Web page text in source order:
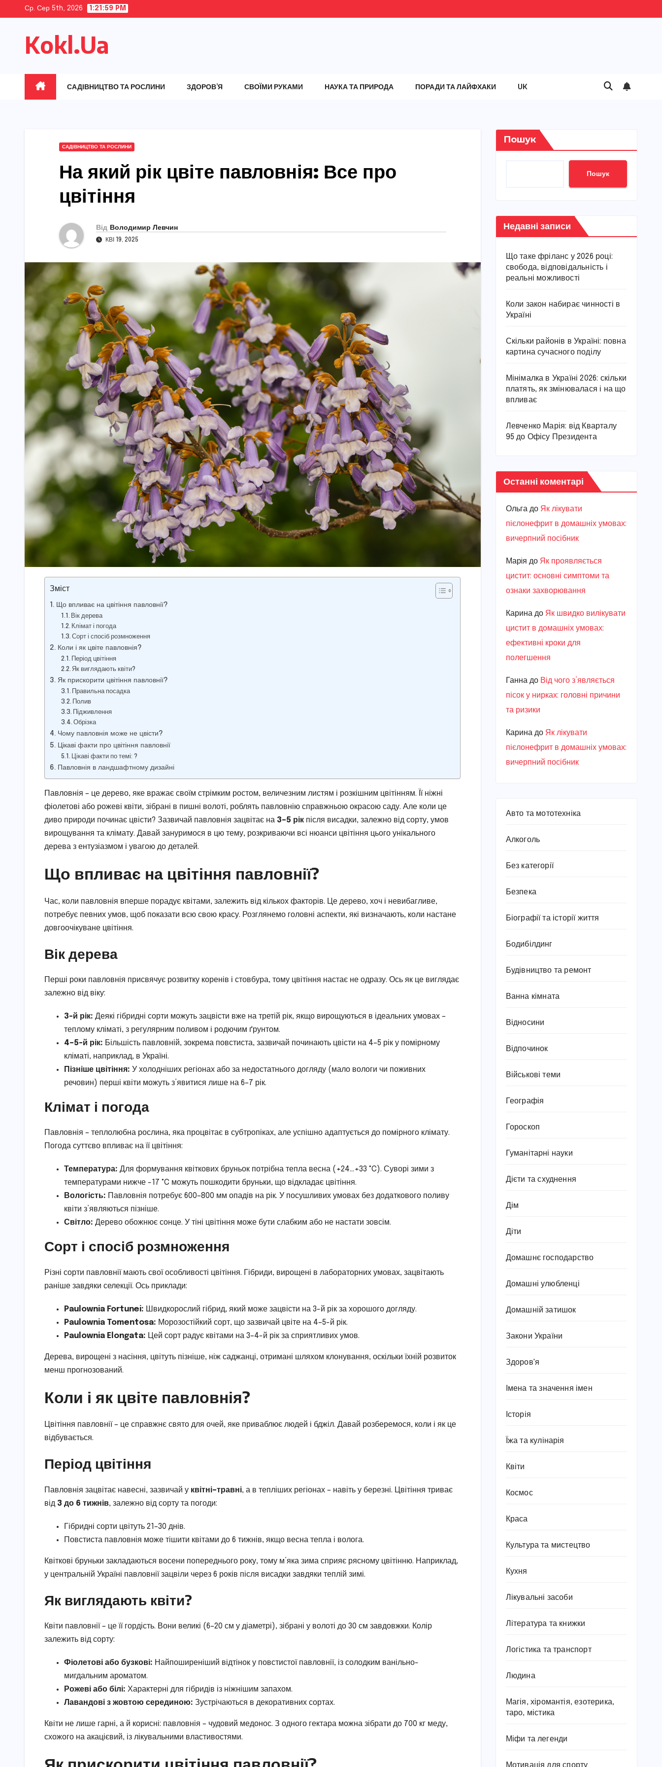
content
Ср. Сер 5th, 2026 1:22:01 PM
Kokl.Ua
САДІВНИЦТВО ТА РОСЛИНИ ЗДОРОВ’Я СВОЇМИ РУКАМИ НАУКА ТА ПРИРОДА ПОРАДИ ТА ЛАЙФХАКИ UK
САДІВНИЦТВО ТА РОСЛИНИ
На який рік цвіте павловнія: Все про
цвітіння
Від Володимир Левчин
КВІ 19, 2025
Зміст
Що впливає на цвітіння павловнії?
Вік дерева
Клімат і погода
Сорт і спосіб розмноження
Коли і як цвіте павловнія?
Період цвітіння
Як виглядають квіти?
Як прискорити цвітіння павловнії?
Правильна посадка
Полив
Підживлення
Обрізка
Чому павловнія може не цвісти?
Цікаві факти про цвітіння павловнії
Цікаві факти по темі: ?
Павловнія в ландшафтному дизайні
Павловнія – це дерево, яке вражає своїм стрімким ростом, величезним листям і розкішним цвітінням. Її ніжні
фіолетові або рожеві квіти, зібрані в пишні волоті, роблять павловнію справжньою окрасою саду. Але коли це
диво природи починає цвісти? Зазвичай павловнія зацвітає на 3–5 рік після висадки, залежно від сорту, умов
вирощування та клімату. Давай зануримося в цю тему, розкриваючи всі нюанси цвітіння цього унікального
дерева з ентузіазмом і увагою до деталей.
Що впливає на цвітіння павловнії?
Час, коли павловнія вперше порадує квітами, залежить від кількох факторів. Це дерево, хоч і невибагливе,
потребує певних умов, щоб показати всю свою красу. Розглянемо головні аспекти, які визначають, коли настане
довгоочікуване цвітіння.
Вік дерева
Перші роки павловнія присвячує розвитку коренів і стовбура, тому цвітіння настає не одразу. Ось як це виглядає
залежно від віку:
3-й рік: Деякі гібридні сорти можуть зацвісти вже на третій рік, якщо вирощуються в ідеальних умовах –
теплому кліматі, з регулярним поливом і родючим ґрунтом.
4–5-й рік: Більшість павловній, зокрема повстиста, зазвичай починають цвісти на 4–5 рік у помірному
кліматі, наприклад, в Україні.
Пізніше цвітіння: У холодніших регіонах або за недостатнього догляду (мало вологи чи поживних
речовин) перші квіти можуть з’явитися лише на 6–7 рік.
Клімат і погода
Павловнія – теплолюбна рослина, яка процвітає в субтропіках, але успішно адаптується до помірного клімату.
Погода суттєво впливає на її цвітіння:
Температура: Для формування квіткових бруньок потрібна тепла весна (+24…+33 °C). Суворі зими з
температурами нижче -17 °C можуть пошкодити бруньки, що відкладає цвітіння.
Вологість: Павловнія потребує 600–800 мм опадів на рік. У посушливих умовах без додаткового поливу
квіти з’являються пізніше.
Світло: Дерево обожнює сонце. У тіні цвітіння може бути слабким або не настати зовсім.
Сорт і спосіб розмноження
Різні сорти павловнії мають свої особливості цвітіння. Гібриди, вирощені в лабораторних умовах, зацвітають
раніше завдяки селекції. Ось приклади:
Paulownia Fortunei: Швидкорослий гібрид, який може зацвісти на 3-й рік за хорошого догляду.
Paulownia Tomentosa: Морозостійкий сорт, що зазвичай цвіте на 4–5-й рік.
Paulownia Elongata: Цей сорт радує квітами на 3–4-й рік за сприятливих умов.
Дерева, вирощені з насіння, цвітуть пізніше, ніж саджанці, отримані шляхом клонування, оскільки їхній розвиток
менш прогнозований.
Коли і як цвіте павловнія?
Цвітіння павловнії – це справжнє свято для очей, яке приваблює людей і бджіл. Давай розберемося, коли і як це
відбувається.
Період цвітіння
Павловнія зацвітає навесні, зазвичай у квітні–травні, а в тепліших регіонах – навіть у березні. Цвітіння триває
від 3 до 6 тижнів, залежно від сорту та погоди:
Гібридні сорти цвітуть 21–30 днів.
Повстиста павловнія може тішити квітами до 6 тижнів, якщо весна тепла і волога.
Квіткові бруньки закладаються восени попереднього року, тому м’яка зима сприяє рясному цвітінню. Наприклад,
у центральній Україні павловнії зацвіли через 6 років після висадки завдяки теплій зимі.
Як виглядають квіти?
Квіти павловнії – це її гордість. Вони великі (6–20 см у діаметрі), зібрані у волоті до 30 см завдовжки. Колір
залежить від сорту:
Фіолетові або бузкові: Найпоширеніший відтінок у повстистої павловнії, із солодким ванільно-
мигдальним ароматом.
Рожеві або білі: Характерні для гібридів із ніжнішим запахом.
Лавандові з жовтою серединою: Зустрічаються в декоративних сортах.
Квіти не лише гарні, а й корисні: павловнія – чудовий медонос. З одного гектара можна зібрати до 700 кг меду,
схожого на акацієвий, із лікувальними властивостями.
Пошук
Пошук
Недавні записи
Що таке фріланс у 2026 році:
свобода, відповідальність і
реальні можливості
Коли закон набирає чинності в
Україні
Скільки районів в Україні: повна
картина сучасного поділу
Мінімалка в Україні 2026: скільки
платять, як змінювалася і на що
впливає
Левченко Марія: від Кварталу
95 до Офісу Президента
Останні коментарі
Ольгадо Як лікувати
пієлонефрит в домашніх умовах:
вичерпний посібник
Марiя до Як проявляється
цистит: основні симптоми та
ознаки захворювання
Каринадо Як швидко вилікувати
цистит в домашніх умовах:
ефективні кроки для
полегшення
Ганнадо Від чого з’являється
пісок у нирках: головні причини
та ризики
Каринадо Як лікувати
пієлонефрит в домашніх умовах:
вичерпний посібник
Авто та мототехніка
Алкоголь
Без категорії
Безпека
Біографії та історії життя
Бодибілдинг
Будівництво та ремонт
Ванна кімната
Відносини
Відпочинок
Військові теми
Географія
Гороскоп
Гуманітарні науки
Дієти та схуднення
Дім
Діти
Домашнє господарство
Домашні улюбленці
Домашній затишок
Закони України
Здоров'я
Імена та значення імен
Історія
Їжа та кулінарія
Квіти
Космос
Краса
Культура та мистецтво
Кухня
Лікувальні засоби
Література та книжки
Логістика та транспорт
Людина
Магія, хіромантія, езотерика,
таро, містика
Міфи та легенди
Мотивація для спорту